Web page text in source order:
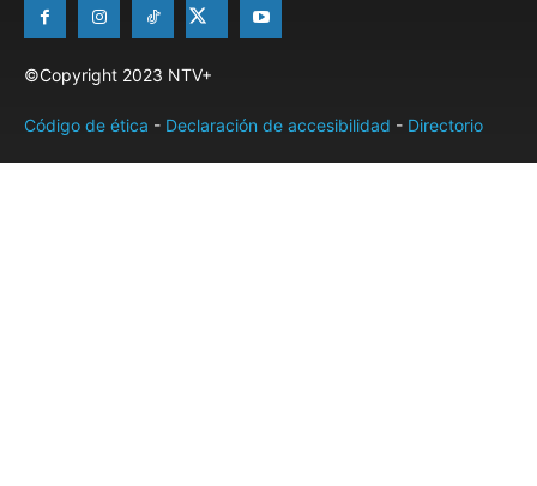
©Copyright 2023 NTV+
Código de ética - Declaración de accesibilidad - Directorio